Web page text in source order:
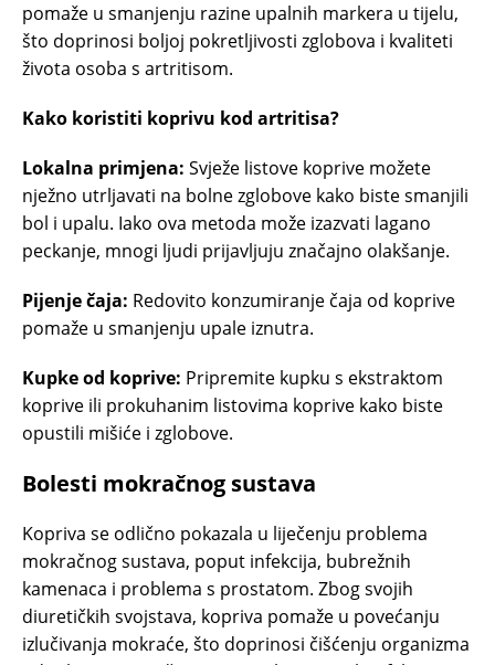
pomaže u smanjenju razine upalnih markera u tijelu,
što doprinosi boljoj pokretljivosti zglobova i kvaliteti
života osoba s artritisom.
Kako koristiti koprivu kod artritisa?
Lokalna primjena: Svježe listove koprive možete
nježno utrljavati na bolne zglobove kako biste smanjili
bol i upalu. Iako ova metoda može izazvati lagano
peckanje, mnogi ljudi prijavljuju značajno olakšanje.
Pijenje čaja: Redovito konzumiranje čaja od koprive
pomaže u smanjenju upale iznutra.
Kupke od koprive: Pripremite kupku s ekstraktom
koprive ili prokuhanim listovima koprive kako biste
opustili mišiće i zglobove.
Bolesti mokračnog sustava
Kopriva se odlično pokazala u liječenju problema
mokračnog sustava, poput infekcija, bubrežnih
kamenaca i problema s prostatom. Zbog svojih
diuretičkih svojstava, kopriva pomaže u povećanju
izlučivanja mokraće, što doprinosi čišćenju organizma